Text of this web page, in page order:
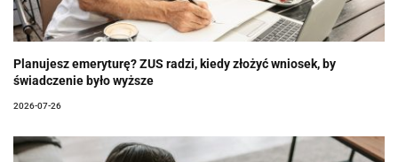
Planujesz emeryturę? ZUS radzi, kiedy złożyć wniosek, by
świadczenie było wyższe
2026-07-26